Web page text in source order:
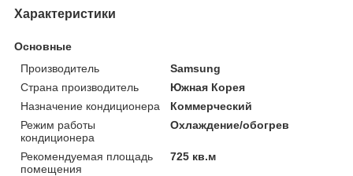
Характеристики
Основные
Производитель
Samsung
Страна производитель
Южная Корея
Назначение кондиционера
Коммерческий
Режим работы
кондиционера
Охлаждение/обогрев
Рекомендуемая площадь
помещения
725 кв.м